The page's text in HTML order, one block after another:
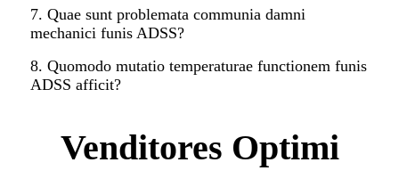
7. Quae sunt problemata communia damni
mechanici funis ADSS?
8. Quomodo mutatio temperaturae functionem funis
ADSS afficit?
Venditores Optimi